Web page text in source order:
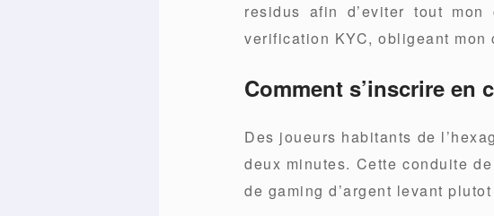
residus afin d’eviter tout
verification KYC, obligeant mon
Comment s’inscrire en
Des joueurs habitants de
deux minutes. Cette conduite
de gaming d’argent levant